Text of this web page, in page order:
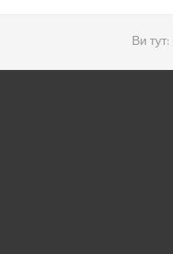
Ви тут: